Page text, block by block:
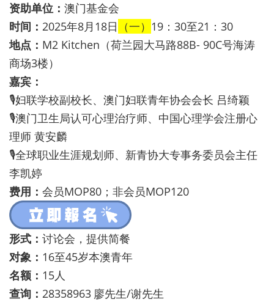
资助单位： 澳门基金会
时间： 2025年8月18日 （一） 19：30至21：30
地点： M2 Kitchen（荷兰园大马路88B- 90C号海涛
商场3楼）
嘉宾：
🎙妇联学校副校长、澳门妇联青年协会会长 吕绮颖
🎙澳门卫生局认可心理治疗师、中国心理学会注册心
理师 黄安麟
🎙全球职业生涯规划师、新青协大专事务委员会主任
李凯婷
费用： 会员MOP80；非会员MOP120
形式： 讨论会，提供简餐
对象： 16至45岁本澳青年
名额： 15人
查询： 28358963 廖先生/谢先生